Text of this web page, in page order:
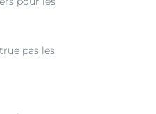
pas les